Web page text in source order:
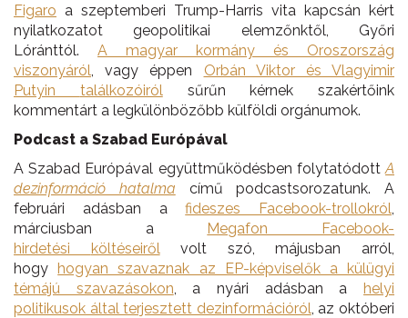
Figaro a szeptemberi Trump-Harris vita kapcsán kért
nyilatkozatot geopolitikai elemzőnktől, Győri
Lóránttól. A magyar kormány és Oroszország
viszonyáról, vagy éppen Orbán Viktor és Vlagyimir
Putyin találkozóirólsűrűn kérnek szakértőink
kommentárt a legkülönbözőbb külföldi orgánumok.
Podcast a Szabad Európával
A Szabad Európával együttműködésben folytatódottA
dezinformáció hatalma című podcastsorozatunk. A
februári adásban afideszes Facebook-trollokról,
márciusban a Megafon Facebook-
hirdetési
költéseirőlvolt szó, májusban arról,
hogyhogyan szavaznak az EP-képviselők a külügyi
témájú szavazásokon, a nyári adásban ahelyi
politikusok által terjesztett dezinformációról, az októberi